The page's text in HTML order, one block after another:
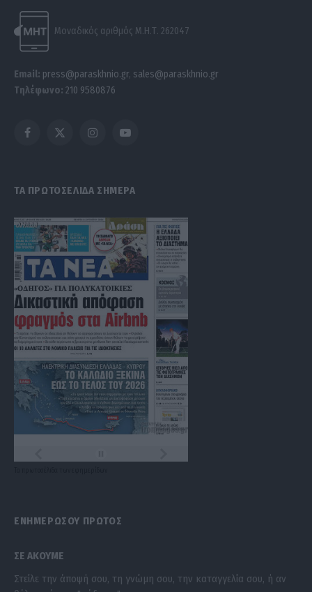
Μοναδικός αριθμός Μ.Η.Τ. 262047
Email: press@paraskhnio.gr, sales@paraskhnio.gr
Τηλέφωνο: 210 9580876
Facebook
X
InstagramYouTube
ΤΑ ΠΡΩΤΟΣΕΛΙΔΑ ΣΗΜΕΡΑ
ΕΝΗΜΕΡΩΣΟΥ ΠΡΩΤΟΣ
ΣΕ ΑΚΟΥΜΕ
Στείλε την άποψή σου, τη γνώμη σου, την καταγγελία σου, ή αν